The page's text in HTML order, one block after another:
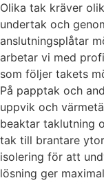
Olika tak kräver
undertak och
anslutningsplåtar
arbetar vi med
som följer takets
På papptak och
uppvik och
beaktar taklutning
tak till brantare
isolering för att
lösning ger